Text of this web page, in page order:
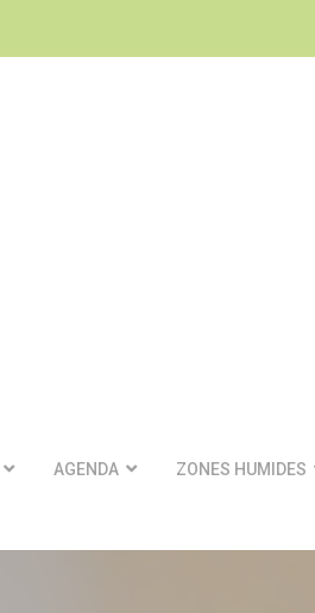
AGENDA ZONES HUMIDES